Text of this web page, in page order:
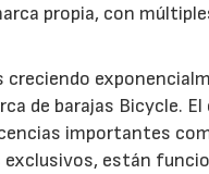
propia, con
de barajas Bicycle.
importantes
están